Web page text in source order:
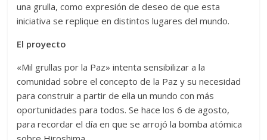
una grulla, como expresión de deseo de que esta
iniciativa se replique en distintos lugares del mundo.
El proyecto
«Mil grullas por la Paz» intenta sensibilizar a la
comunidad sobre el concepto de la Paz y su necesidad
para construir a partir de ella un mundo con más
oportunidades para todos. Se hace los 6 de agosto,
para recordar el día en que se arrojó la bomba atómica